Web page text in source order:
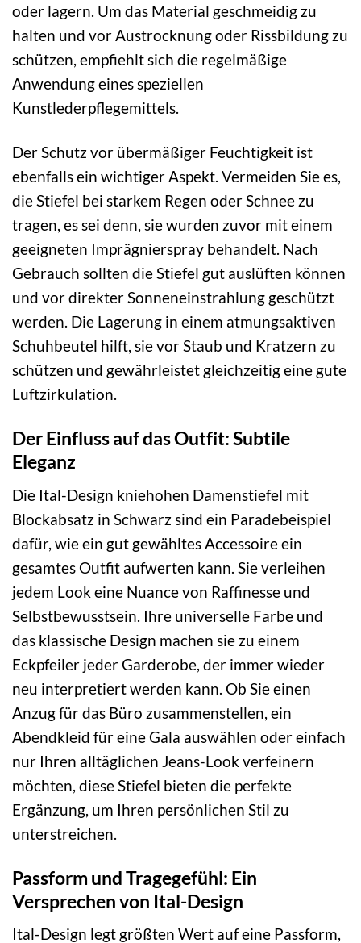
oder lagern. Um das Material geschmeidig zu
halten und vor Austrocknung oder Rissbildung zu
schützen, empfiehlt sich die regelmäßige
Anwendung eines speziellen
Kunstlederpflegemittels.
Der Schutz vor übermäßiger Feuchtigkeit ist
ebenfalls ein wichtiger Aspekt. Vermeiden Sie es,
die Stiefel bei starkem Regen oder Schnee zu
tragen, es sei denn, sie wurden zuvor mit einem
geeigneten Imprägnierspray behandelt. Nach
Gebrauch sollten die Stiefel gut auslüften können
und vor direkter Sonneneinstrahlung geschützt
werden. Die Lagerung in einem atmungsaktiven
Schuhbeutel hilft, sie vor Staub und Kratzern zu
schützen und gewährleistet gleichzeitig eine gute
Luftzirkulation.
Der Einfluss auf das Outfit: Subtile
Eleganz
Die Ital-Design kniehohen Damenstiefel mit
Blockabsatz in Schwarz sind ein Paradebeispiel
dafür, wie ein gut gewähltes Accessoire ein
gesamtes Outfit aufwerten kann. Sie verleihen
jedem Look eine Nuance von Raffinesse und
Selbstbewusstsein. Ihre universelle Farbe und
das klassische Design machen sie zu einem
Eckpfeiler jeder Garderobe, der immer wieder
neu interpretiert werden kann. Ob Sie einen
Anzug für das Büro zusammenstellen, ein
Abendkleid für eine Gala auswählen oder einfach
nur Ihren alltäglichen Jeans-Look verfeinern
möchten, diese Stiefel bieten die perfekte
Ergänzung, um Ihren persönlichen Stil zu
unterstreichen.
Passform und Tragegefühl: Ein
Versprechen von Ital-Design
Ital-Design legt größten Wert auf eine Passform,